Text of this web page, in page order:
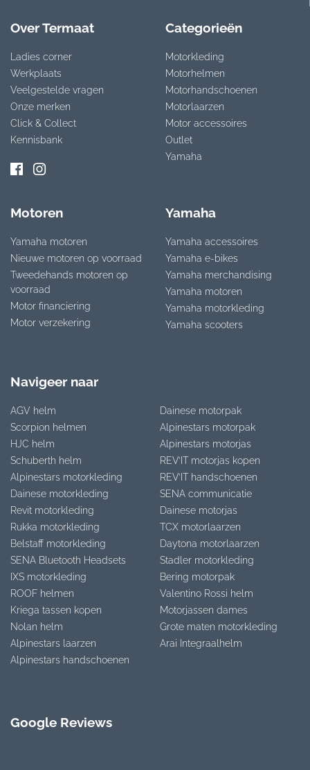
Over Termaat
Ladies corner
Werkplaats
Veelgestelde vragen
Onze merken
Click & Collect
Kennisbank
Categorieën
Motorkleding
Motorhelmen
Motorhandschoenen
Motorlaarzen
Motor accessoires
Outlet
Yamaha
Motoren
Yamaha motoren
Nieuwe motoren op voorraad
Tweedehands motoren op
voorraad
Motor financiering
Motor verzekering
Yamaha
Yamaha accessoires
Yamaha e-bikes
Yamaha merchandising
Yamaha motoren
Yamaha motorkleding
Yamaha scooters
Navigeer naar
AGV helm
Scorpion helmen
HJC helm
Schuberth helm
Alpinestars motorkleding
Dainese motorkleding
Revit motorkleding
Rukka motorkleding
Belstaff motorkleding
SENA Bluetooth Headsets
IXS motorkleding
ROOF helmen
Kriega tassen kopen
Nolan helm
Alpinestars laarzen
Alpinestars handschoenen
Dainese motorpak
Alpinestars motorpak
Alpinestars motorjas
REV’IT motorjas kopen
REV’IT handschoenen
SENA communicatie
Dainese motorjas
TCX motorlaarzen
Daytona motorlaarzen
Stadler motorkleding
Bering motorpak
Valentino Rossi helm
Motorjassen dames
Grote maten motorkleding
Arai Integraalhelm
Google Reviews